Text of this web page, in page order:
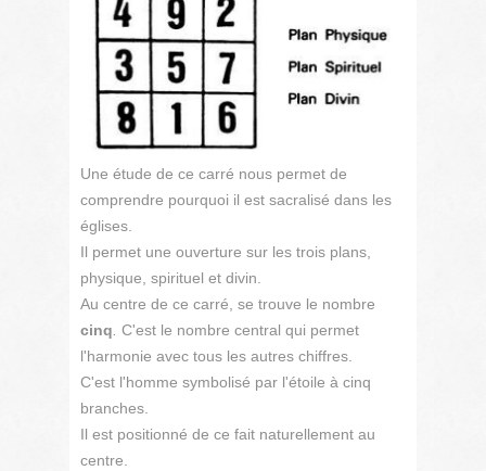
Une étude de ce carré nous permet de
comprendre pourquoi il est sacralisé dans les
églises.
Il permet une ouverture sur les trois plans,
physique, spirituel et divin.
Au centre de ce carré, se trouve le nombre
cinq. C'est le nombre central qui permet
l'harmonie avec tous les autres chiffres.
C'est l'homme symbolisé par l'étoile à cinq
branches.
Il est positionné de ce fait naturellement au
centre.